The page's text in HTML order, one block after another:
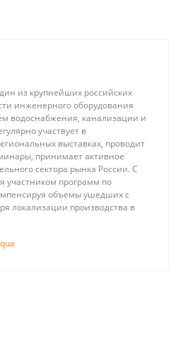
из крупнейших российских
инженерного оборудования
водоснабжения, канализации и
участвует в
выставках, проводит
принимает активное
сектора рынка России. С
участником программ по
объемы ушедших с
локализации производства в